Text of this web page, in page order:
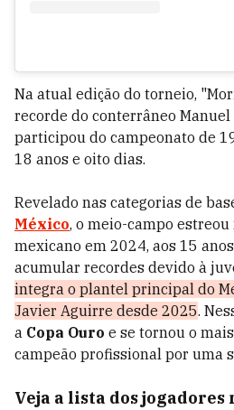
Na atual edição do torneio,
recorde do conterrâneo Manuel
participou do campeonato de
18 anos e oito dias.
Revelado nas categorias de
México, o meio-campo
mexicano em 2024, aos 15
acumular recordes devido à
integra o plantel principal do
Javier Aguirre desde 2025.
a Copa Ouro e se tornou o
campeão profissional por uma
Veja a lista dos jogadores